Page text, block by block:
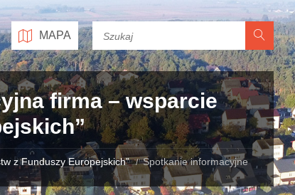
MAPA
firma – wsparcie
z Funduszy Europejskich”
Spotkanie informacyjne